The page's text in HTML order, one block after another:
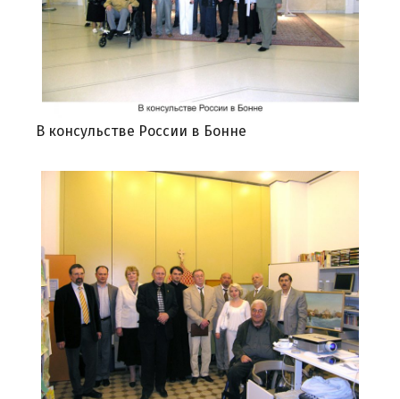
В консульстве России в Бонне